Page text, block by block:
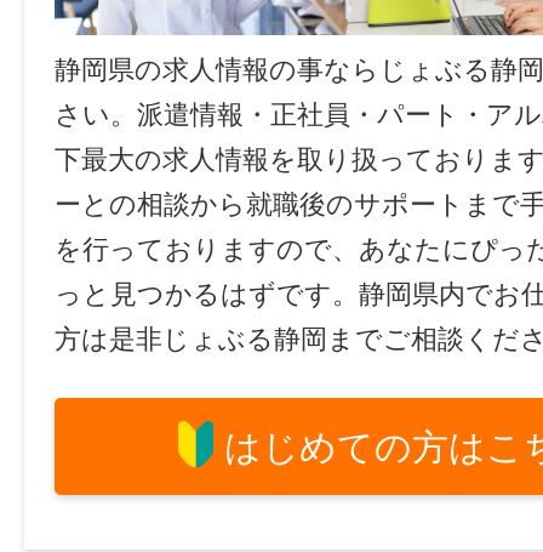
静岡県の求人情報の事ならじょぶる静
さい。派遣情報・正社員・パート・ア
下最大の求人情報を取り扱っておりま
ーとの相談から就職後のサポートまで
を行っておりますので、あなたにぴっ
っと見つかるはずです。静岡県内でお
方は是非じょぶる静岡までご相談くだ
はじめての方はこ